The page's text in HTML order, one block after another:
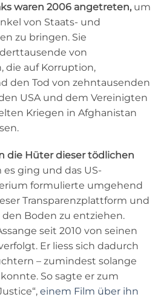
waren 2006 angetreten, um
von Staats- und
zu bringen. Sie
von
die auf Korruption,
den Tod von zehntausenden
USA und dem Vereinigten
Kriegen in Afghanistan
die Hüter dieser tödlichen
ging und das US-
formulierte umgehend
Transparenzplattform und
Boden zu entziehen.
seit 2010 von seinen
Er liess sich dadurch
– zumindest solange
So sagte er zum
einem Film über ihn